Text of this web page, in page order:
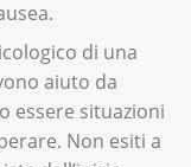
di una
aiuto da
essere situazioni
Non esiti a